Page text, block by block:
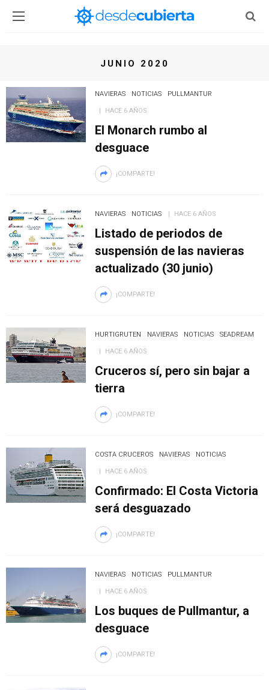
JUNIO 2020
NAVIERAS NOTICIAS PULLMANTUR
HACE 6 AÑOS
El Monarch rumbo al
desguace
¡COMPARTE!
NAVIERAS NOTICIAS HACE 6 AÑOS
Listado de periodos de
suspensión de las navieras
actualizado (30 junio)
¡COMPARTE!
HURTIGRUTEN NAVIERAS NOTICIAS SEADREAM
HACE 6 AÑOS
Cruceros sí, pero sin bajar a
tierra
¡COMPARTE!
COSTA CRUCEROS NAVIERAS NOTICIAS
HACE 6 AÑOS
Confirmado: El Costa Victoria
será desguazado
¡COMPARTE!
NAVIERAS NOTICIAS PULLMANTUR
HACE 6 AÑOS
Los buques de Pullmantur, a
desguace
¡COMPARTE!